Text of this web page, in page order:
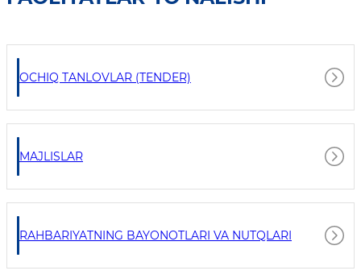
OCHIQ TANLOVLAR (TENDER)
MAJLISLAR
RAHBARIYATNING BAYONOTLARI VA NUTQLARI